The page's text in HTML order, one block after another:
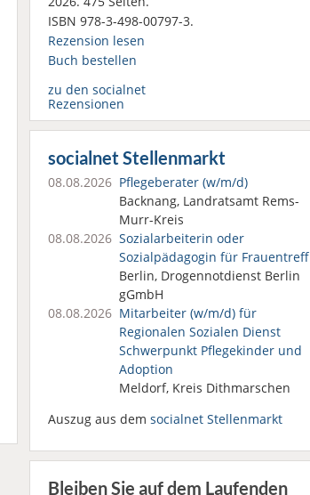
ISBN 978-3-498-00797-3.
Rezension lesen
Buch bestellen
zu den socialnet
Rezensionen
socialnet Stellenmarkt
08.08.2026 Pflegeberater (w/m/d)
Backnang, Landratsamt Rems-
Murr-Kreis
08.08.2026 Sozialarbeiterin oder
Sozialpädagogin für Frauentreff
Berlin, Drogennotdienst Berlin
gGmbH
08.08.2026 Mitarbeiter (w/m/d) für
Regionalen Sozialen Dienst
Schwerpunkt Pflegekinder und
Adoption
Meldorf, Kreis Dithmarschen
Auszug aus dem socialnet Stellenmarkt
Bleiben Sie auf dem Laufenden